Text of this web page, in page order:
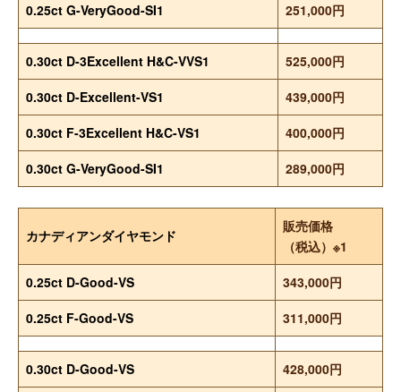
0.25ct G-VeryGood-SI1
251,000円
0.30ct D-3Excellent H&C-VVS1
525,000円
0.30ct D-Excellent-VS1
439,000円
0.30ct F-3Excellent H&C-VS1
400,000円
0.30ct G-VeryGood-SI1
289,000円
カナディアンダイヤモンド
販売価格
（税込）※1
0.25ct D-Good-VS
343,000円
0.25ct F-Good-VS
311,000円
0.30ct D-Good-VS
428,000円